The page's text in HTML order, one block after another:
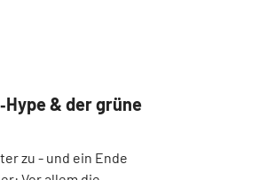
& der grüne
zu - und ein Ende